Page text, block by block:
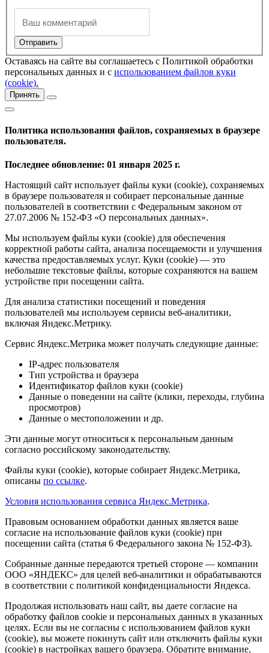
Оставаясь на сайте вы соглашаетесь с Политикой обработки
персональных данных и с использованием файлов куки
(cookie).
Принять
Политика использования файлов, сохраняемых в браузере
пользователя.
Последнее обновление: 01 января 2025 г.
Настоящий сайт использует файлы куки (cookie), сохраняемых
в браузере пользователя и собирает персональные данные
пользователей в соответствии с Федеральным законом от
27.07.2006 № 152-ФЗ «О персональных данных».
Мы используем файлы куки (cookie) для обеспечения
корректной работы сайта, анализа посещаемости и улучшения
качества предоставляемых услуг. Куки (cookie) — это
небольшие текстовые файлы, которые сохраняются на вашем
устройстве при посещении сайта.
Для анализа статистики посещений и поведения
пользователей мы используем сервисы веб-аналитики,
включая Яндекс.Метрику.
Сервис Яндекс.Метрика может получать следующие данные:
IP-адрес пользователя
Тип устройства и браузера
Идентификатор файлов куки (cookie)
Данные о поведении на сайте (клики, переходы, глубина
просмотров)
Данные о местоположении и др.
Эти данные могут относиться к персональным данным
согласно российскому законодательству.
Файлы куки (cookie), которые собирает Яндекс.Метрика,
описаны по ссылке.
Условия использования сервиса Яндекс.Метрика.
Правовым основанием обработки данных является ваше
согласие на использование файлов куки (cookie) при
посещении сайта (статья 6 Федерального закона № 152-ФЗ).
Собранные данные передаются третьей стороне — компании
ООО «ЯНДЕКС» для целей веб-аналитики и обрабатываются
в соответствии с политикой конфиденциальности Яндекса.
Продолжая использовать наш сайт, вы даете согласие на
обработку файлов cookie и персональных данных в указанных
целях. Если вы не согласны с использованием файлов куки
(cookie), вы можете покинуть сайт или отключить файлы куки
(cookie) в настройках вашего браузера. Обратите внимание,